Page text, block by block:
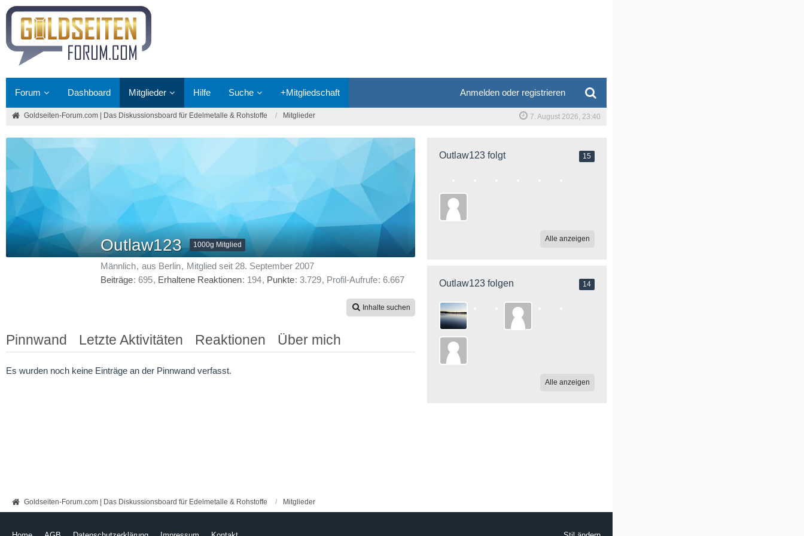
Forum Dashboard Mitglieder Hilfe Suche +Mitgliedschaft Anmelden oder registrieren
Goldseiten-Forum.com | Das Diskussionsboard für Edelmetalle & Rohstoffe Mitglieder
Goldseiten-Forum.com | Das Diskussionsboard für Edelmetalle & Rohstoffe Mitglieder 7. August 2026, 23:40
Outlaw123 1000g Mitglied
Männlich aus Berlin
Mitglied seit 28. September 2007
Beiträge 695 Erhaltene Reaktionen 194 Punkte 3.729 Profil-Aufrufe 6.667
Inhalte suchen
Pinnwand Letzte Aktivitäten Reaktionen Über mich
Es wurden noch keine Einträge an der Pinnwand verfasst.
Outlaw123 folgt 15
Alle anzeigen
Outlaw123 folgen 14
Alle anzeigen